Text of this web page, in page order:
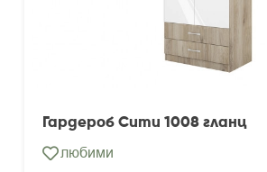
Гардероб Сити 1008 гланц
любими